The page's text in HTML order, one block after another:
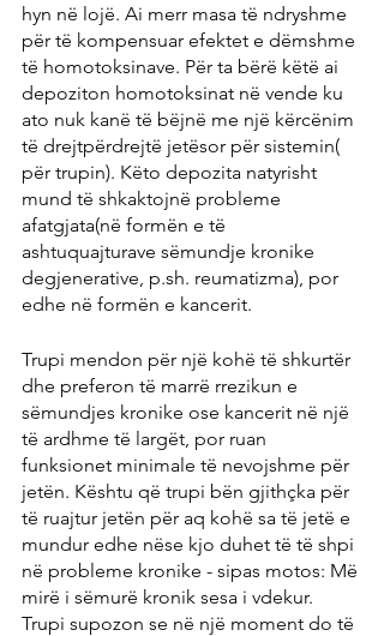
hyn në lojë. Ai merr masa të ndryshme
për të kompensuar efektet e dëmshme
të homotoksinave. Për ta bërë këtë ai
depoziton homotoksinat në vende ku
ato nuk kanë të bëjnë me një kërcënim
të drejtpërdrejtë jetësor për sistemin(
për trupin). Këto depozita natyrisht
mund të shkaktojnë probleme
afatgjata(në formën e të
ashtuquajturave sëmundje kronike
degjenerative, p.sh. reumatizma), por
edhe në formën e kancerit.
Trupi mendon për një kohë të shkurtër
dhe preferon të marrë rrezikun e
sëmundjes kronike ose kancerit në një
të ardhme të largët, por ruan
funksionet minimale të nevojshme për
jetën. Kështu që trupi bën gjithçka për
të ruajtur jetën për aq kohë sa të jetë e
mundur edhe nëse kjo duhet të të shpi
në probleme kronike - sipas motos: Më
mirë i sëmurë kronik sesa i vdekur.
Trupi supozon se në një moment do të